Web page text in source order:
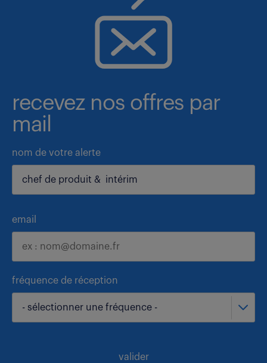
recevez nos offres par
mail
nom de votre alerte
email
fréquence de réception
- sélectionner une fréquence -
valider